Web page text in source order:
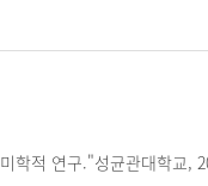
학적 연구."성균관대학교,